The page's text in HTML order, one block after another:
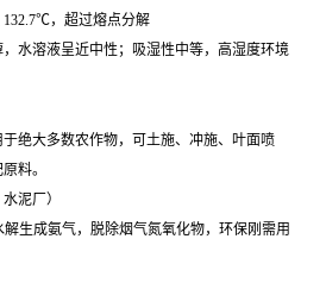
132.7℃，超过熔点分解
水溶液呈近中性；吸湿性中等，高湿度环境
绝大多数农作物，可土施、冲施、叶面喷
料。
泥厂）
解生成氨气，脱除烟气氮氧化物，环保刚需用